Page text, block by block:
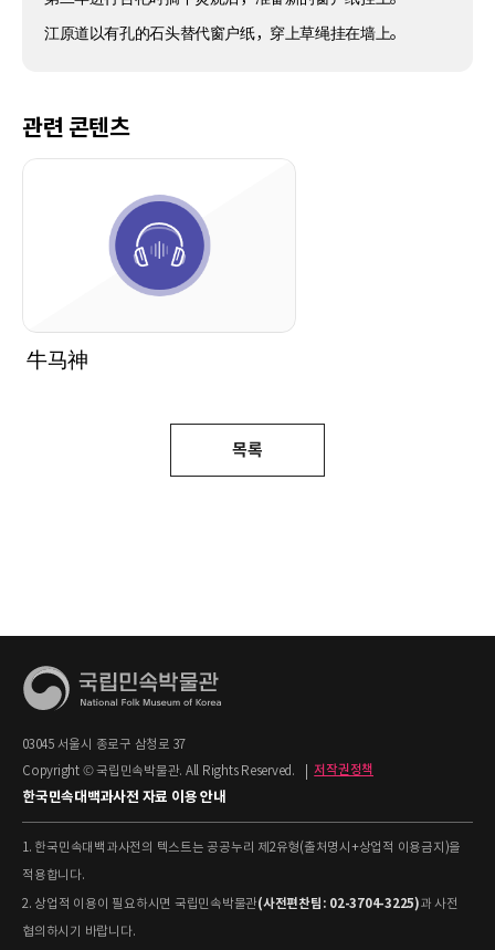
江原道以有孔的石头替代窗户纸，穿上草绳挂在墙上。
관련 콘텐츠
牛马神
목록
03045 서울시 종로구 삼청로 37
Copyright © 국립민속박물관. All Rights Reserved.
저작권정책
한국민속대백과사전 자료 이용 안내
1. 한국민속대백과사전의 텍스트는 공공누리 제2유형(출처명시+상업적 이용금지)을
적용합니다.
2. 상업적 이용이 필요하시면 국립민속박물관(사전편찬팀: 02-3704-3225)과 사전
협의하시기 바랍니다.